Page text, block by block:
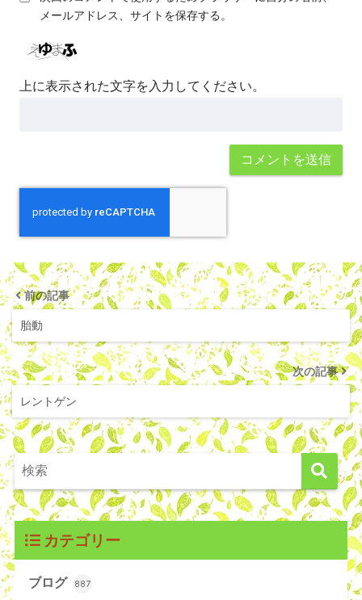
メールアドレス、サイトを保存する。
上に表示された文字を入力してください。
前の記事
胎動
次の記事
レントゲン
カテゴリー
ブログ 887